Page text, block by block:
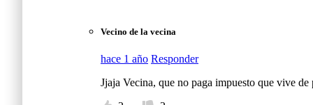
Vecino de la vecina
hace 1 año Responder
Jjaja Vecina, que no paga impuesto que vive